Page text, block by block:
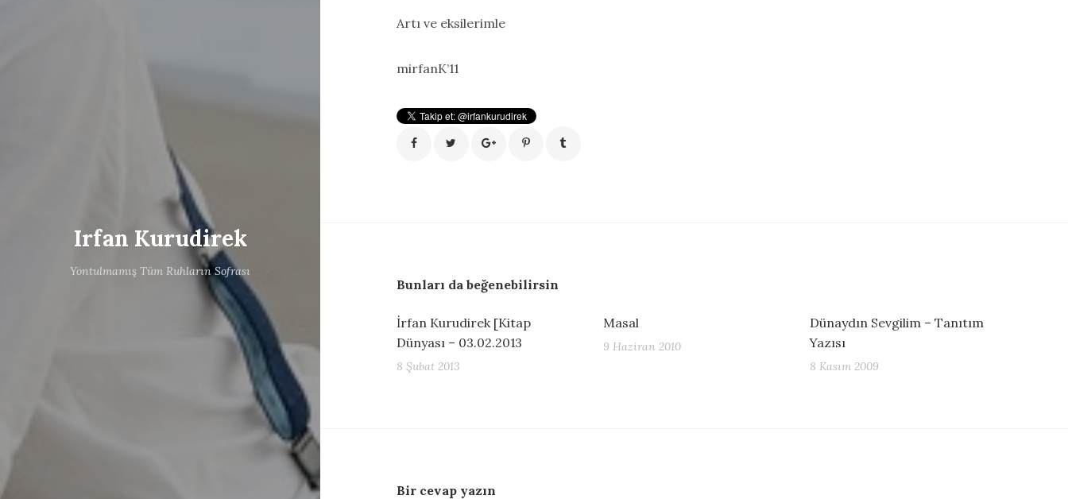
Irfan Kurudirek
Yontulmamış Tüm Ruhların Sofrası
Artı ve eksilerimle
mirfanK’11
Bunları da beğenebilirsin
İrfan Kurudirek [Kitap
Dünyası – 03.02.2013
8 Şubat 2013
Masal
9 Haziran 2010
Dünaydın Sevgilim – Tanıtım
Yazısı
8 Kasım 2009
Bir cevap yazın